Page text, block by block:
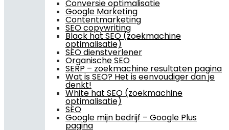
Conversie optimalisatie
Google Marketing
Contentmarketing
SEO copywriting
Black hat SEO (zoekmachine
optimalisatie)
SEO dienstverlener
Organische SEO
SERP – zoekmachine resultaten pagina
Wat is SEO? Het is eenvoudiger dan je
denkt!
White hat SEO (zoekmachine
optimalisatie)
SEO
Google mijn bedrijf – Google Plus
pagina